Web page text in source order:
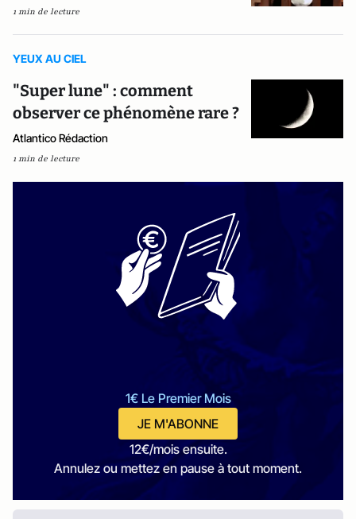
1 min de lecture
YEUX AU CIEL
"Super lune" : comment
observer ce phénomène rare ?
Atlantico Rédaction
1 min de lecture
1€ Le Premier Mois
JE M'ABONNE
12€/mois ensuite.
Annulez ou mettez en pause à tout moment.